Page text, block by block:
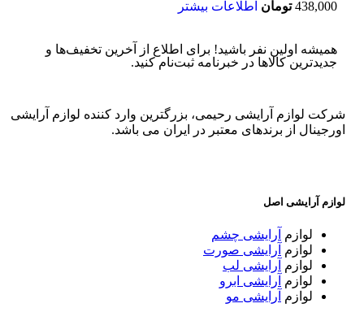
438,000 تومان اطلاعات بیشتر
همیشه اولین نفر باشید! برای اطلاع از آخرین تخفیف‌ها و
جدیدترین کالاها در خبرنامه ثبت‌نام کنید.
شرکت لوازم آرایشی رحیمی، بزرگترین وارد کننده لوازم آرایشی
اورجینال از برندهای معتبر در ایران می باشد.
لوازم آرایشی اصل
لوازم آرایشی چشم
لوازم آرایشی صورت
لوازم آرایشی لب
لوازم آرایشی ابرو
لوازم آرایشی مو